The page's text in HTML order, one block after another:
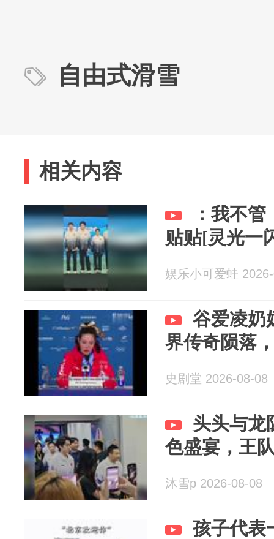
自由式滑雪
相关内容
：我不
贴贴[灵光一
娱乐小可爱蛙
谷爱凌奶
界传奇陨落
史剧堂 2026-08-08
头头与龙
色盛宴，王
沐雪p 2026-08-08
孩子代表